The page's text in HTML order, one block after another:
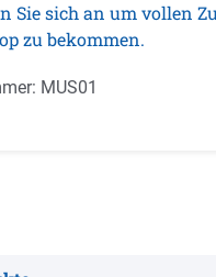
Sie sich an um vollen
zu bekommen.
MUS01